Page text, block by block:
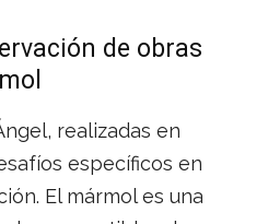
de obras
realizadas en
específicos en
El mármol es una